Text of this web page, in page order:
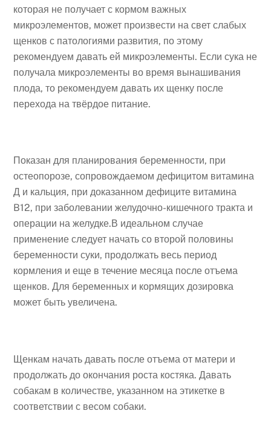
которая не получает с кормом важных
микроэлементов, может произвести на свет слабых
щенков с патологиями развития, по этому
рекомендуем давать ей микроэлементы. Если сука не
получала микроэлементы во время вынашивания
плода, то рекомендуем давать их щенку после
перехода на твёрдое питание.
Показан для планирования беременности, при
остеопорозе, сопровождаемом дефицитом витамина
Д и кальция, при доказанном дефиците витамина
B12, при заболевании желудочно-кишечного тракта и
операции на желудке.В идеальном случае
применение следует начать со второй половины
беременности суки, продолжать весь период
кормления и еще в течение месяца после отъема
щенков. Для беременных и кормящих дозировка
может быть увеличена.
Щенкам начать давать после отъема от матери и
продолжать до окончания роста костяка. Давать
собакам в количестве, указанном на этикетке в
соответствии с весом собаки.